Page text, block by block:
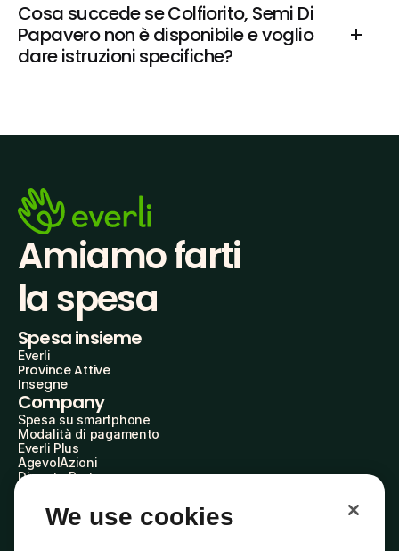
Cosa succede se Colfiorito, Semi Di
Papavero non è disponibile e voglio
dare istruzioni specifiche?
Amiamo farti
la spesa
Spesa insieme
Everli
Province Attive
Insegne
Company
Spesa su smartphone
Modalità di pagamento
Everli Plus
AgevolAzioni
Diventa Partner
Everli Shoppers
About Us
We use cookies